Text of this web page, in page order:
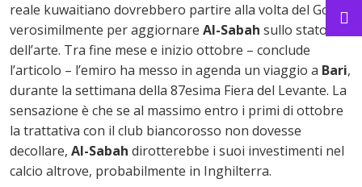
reale kuwaitiano dovrebbero partire alla volta del Golfo,
verosimilmente per aggiornare Al-Sabah sullo stato
dell’arte. Tra fine mese e inizio ottobre – conclude
l’articolo – l’emiro ha messo in agenda un viaggio a Bari,
durante la settimana della 87esima Fiera del Levante. La
sensazione è che se al massimo entro i primi di ottobre
la trattativa con il club biancorosso non dovesse
decollare, Al-Sabah dirotterebbe i suoi investimenti nel
calcio altrove, probabilmente in Inghilterra.